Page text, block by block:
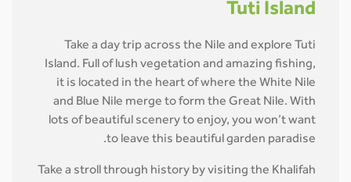
Tuti Island
Take a day trip across the Nile and explore Tuti
Island. Full of lush vegetation and amazing fishing,
it is located in the heart of where the White Nile
and Blue Nile merge to form the Great Nile. With
lots of beautiful scenery to enjoy, you won’t want
to leave this beautiful garden paradise.
Take a stroll through history by visiting the Khalifah